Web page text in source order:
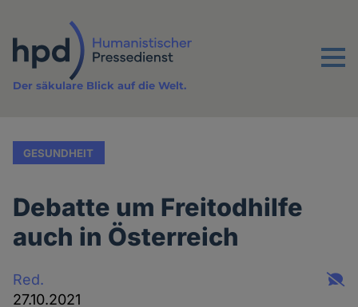
Inhalt
Menu
Der säkulare Blick auf die Welt.
GESUNDHEIT
Debatte um Freitodhilfe
auch in Österreich
Red.
27.10.2021